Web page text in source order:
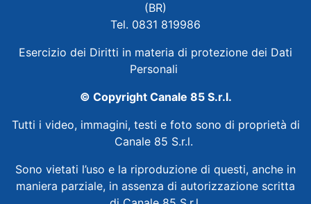
(BR)
Tel. 0831 819986
Esercizio dei Diritti in materia di protezione dei Dati
Personali
© Copyright Canale 85 S.r.l.
Tutti i video, immagini, testi e foto sono di proprietà di
Canale 85 S.r.l.
Sono vietati l’uso e la riproduzione di questi, anche in
maniera parziale, in assenza di autorizzazione scritta